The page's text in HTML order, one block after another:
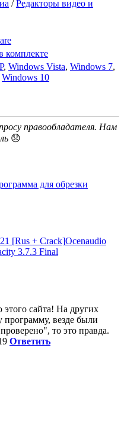
/Редакторы видео и
комплекте
, Windows Vista, Windows 7,
Windows 10
правообладателя. Нам
😞
для обрезки
[Rus + Crack]Ocenaudio
3.7.3 Final
сайта! На других
программу, везде были
то это правда.
Ответить